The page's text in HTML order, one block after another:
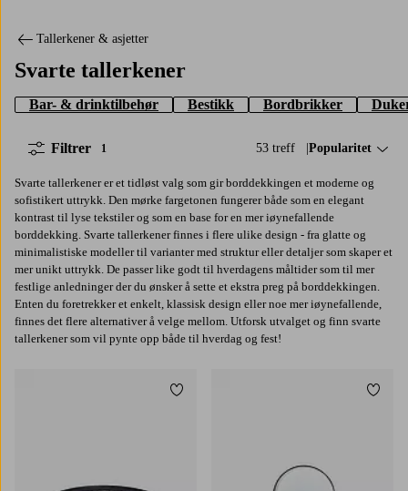
Tallerkener & asjetter
Svarte tallerkener
Bar- & drinktilbehør Bestikk Bordbrikker
53 treff Sorter på:
Popularitet
Filtrer 1
Svarte tallerkener er et tidløst valg som gir borddekkingen et moderne og
sofistikert uttrykk. Den mørke fargetonen fungerer både som en elegant
kontrast til lyse tekstiler og som en base for en mer iøynefallende
borddekking. Svarte tallerkener finnes i flere ulike design - fra glatte og
minimalistiske modeller til varianter med struktur eller detaljer som skaper et
mer unikt uttrykk. De passer like godt til hverdagens måltider som til mer
festlige anledninger der du ønsker å sette et ekstra preg på borddekkingen.
Enten du foretrekker et enkelt, klassisk design eller noe mer iøynefallende,
finnes det flere alternativer å velge mellom. Utforsk utvalget og finn svarte
tallerkener som vil pynte opp både til hverdag og fest!
Legg til favoritter